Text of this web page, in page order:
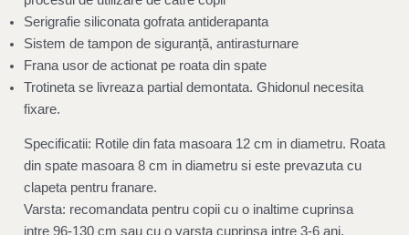
Serigrafie siliconata gofrata antiderapanta
Sistem de tampon de siguranță, antirasturnare
Frana usor de actionat pe roata din spate
Trotineta se livreaza partial demontata. Ghidonul necesita
fixare.
Specificatii: Rotile din fata masoara 12 cm in diametru. Roata
din spate masoara 8 cm in diametru si este prevazuta cu
clapeta pentru franare.
Varsta: recomandata pentru copii cu o inaltime cuprinsa
intre 96-130 cm sau cu o varsta cuprinsa intre 3-6 ani,